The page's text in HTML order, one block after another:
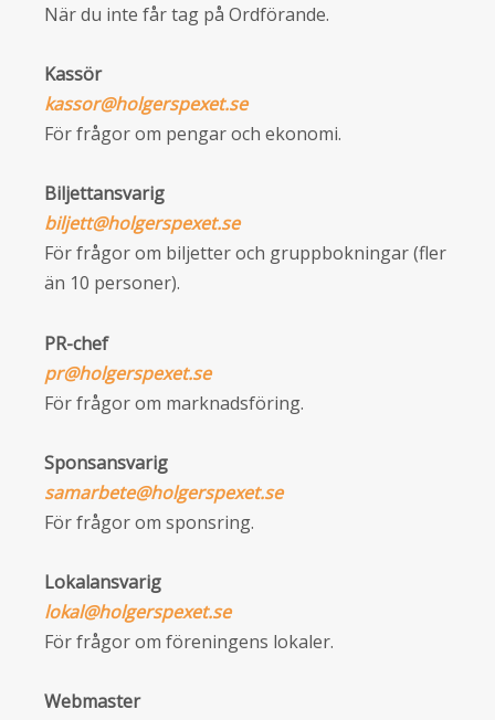
När du inte får tag på Ordförande.
Kassör
kassor@holgerspexet.se
För frågor om pengar och ekonomi.
Biljettansvarig
biljett@holgerspexet.se
För frågor om biljetter och gruppbokningar (fler
än 10 personer).
PR-chef
pr@holgerspexet.se
För frågor om marknadsföring.
Sponsansvarig
samarbete@holgerspexet.se
För frågor om sponsring.
Lokalansvarig
lokal@holgerspexet.se
För frågor om föreningens lokaler.
Webmaster